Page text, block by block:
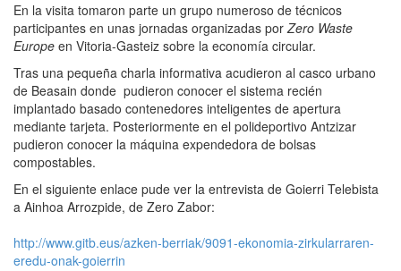
En la visita tomaron parte un grupo numeroso de técnicos
participantes en unas jornadas organizadas porZero Waste
Europe en Vitoria-Gasteiz sobre la economía circular.
Tras una pequeña charla informativa acudieron al casco urbano
de Beasain donde pudieron conocer el sistema recién
implantado basado contenedores inteligentes de apertura
mediante tarjeta. Posteriormente en el polideportivo Antzizar
pudieron conocer la máquina expendedora de bolsas
compostables.
En el siguiente enlace pude ver la entrevista de Goierri Telebista
a Ainhoa Arrozpide, de Zero Zabor:
http://www.gitb.eus/azken-berriak/9091-ekonomia-zirkularraren-
eredu-onak-goierrin